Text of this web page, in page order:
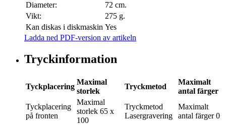
Diameter:
72 cm.
Vikt:
275 g.
Kan diskas i diskmaskin Yes
Ladda ned PDF-version av artikeln
Tryckinformation
Tyckplacering
Maximal
storlek
Tryckmetod
Maximalt
antal färger
Tyckplacering
på fronten
Maximal
storlek 65 x
100
Tryckmetod
Lasergravering
Maximalt
antal färger 0